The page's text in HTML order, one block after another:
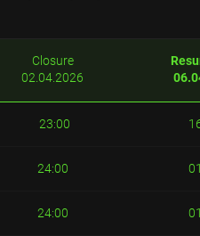
Closure
02.04.2026
23:00
24:00
24:00